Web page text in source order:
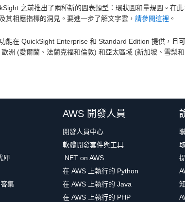
之前推出了兩種新的圖表類型：環狀圖和量規圖。在
其相應指標的洞見。要進一步了解文字雲， 請參閱這裡 。
能在 QuickSight Enterprise 和 Standard Edition 提供，且
歐洲 (愛爾蘭、法蘭克福和倫敦) 和亞太區域 (新加坡、雪梨和
庫
集
AWS 開發人員
開發人員中心
軟體開發套件與工具
.NET on AWS
在 AWS 上執行的 Python
在 AWS 上執行的 Java
在 AWS 上執行的 PHP